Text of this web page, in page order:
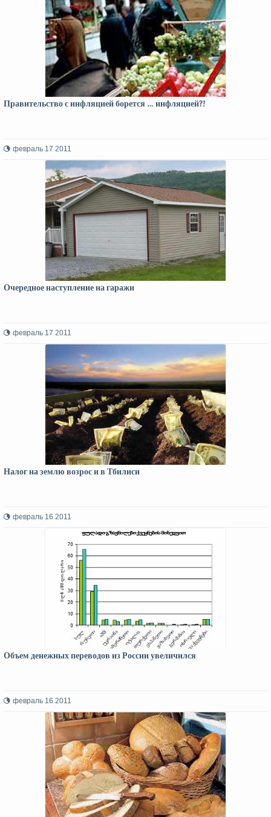
Правительство с инфляцией борется … инфляцией?!
февраль 17 2011
Очередное наступление на гаражи
февраль 17 2011
Налог на землю возрос и в Тбилиси
февраль 16 2011
Объем денежных переводов из России увеличился
февраль 16 2011